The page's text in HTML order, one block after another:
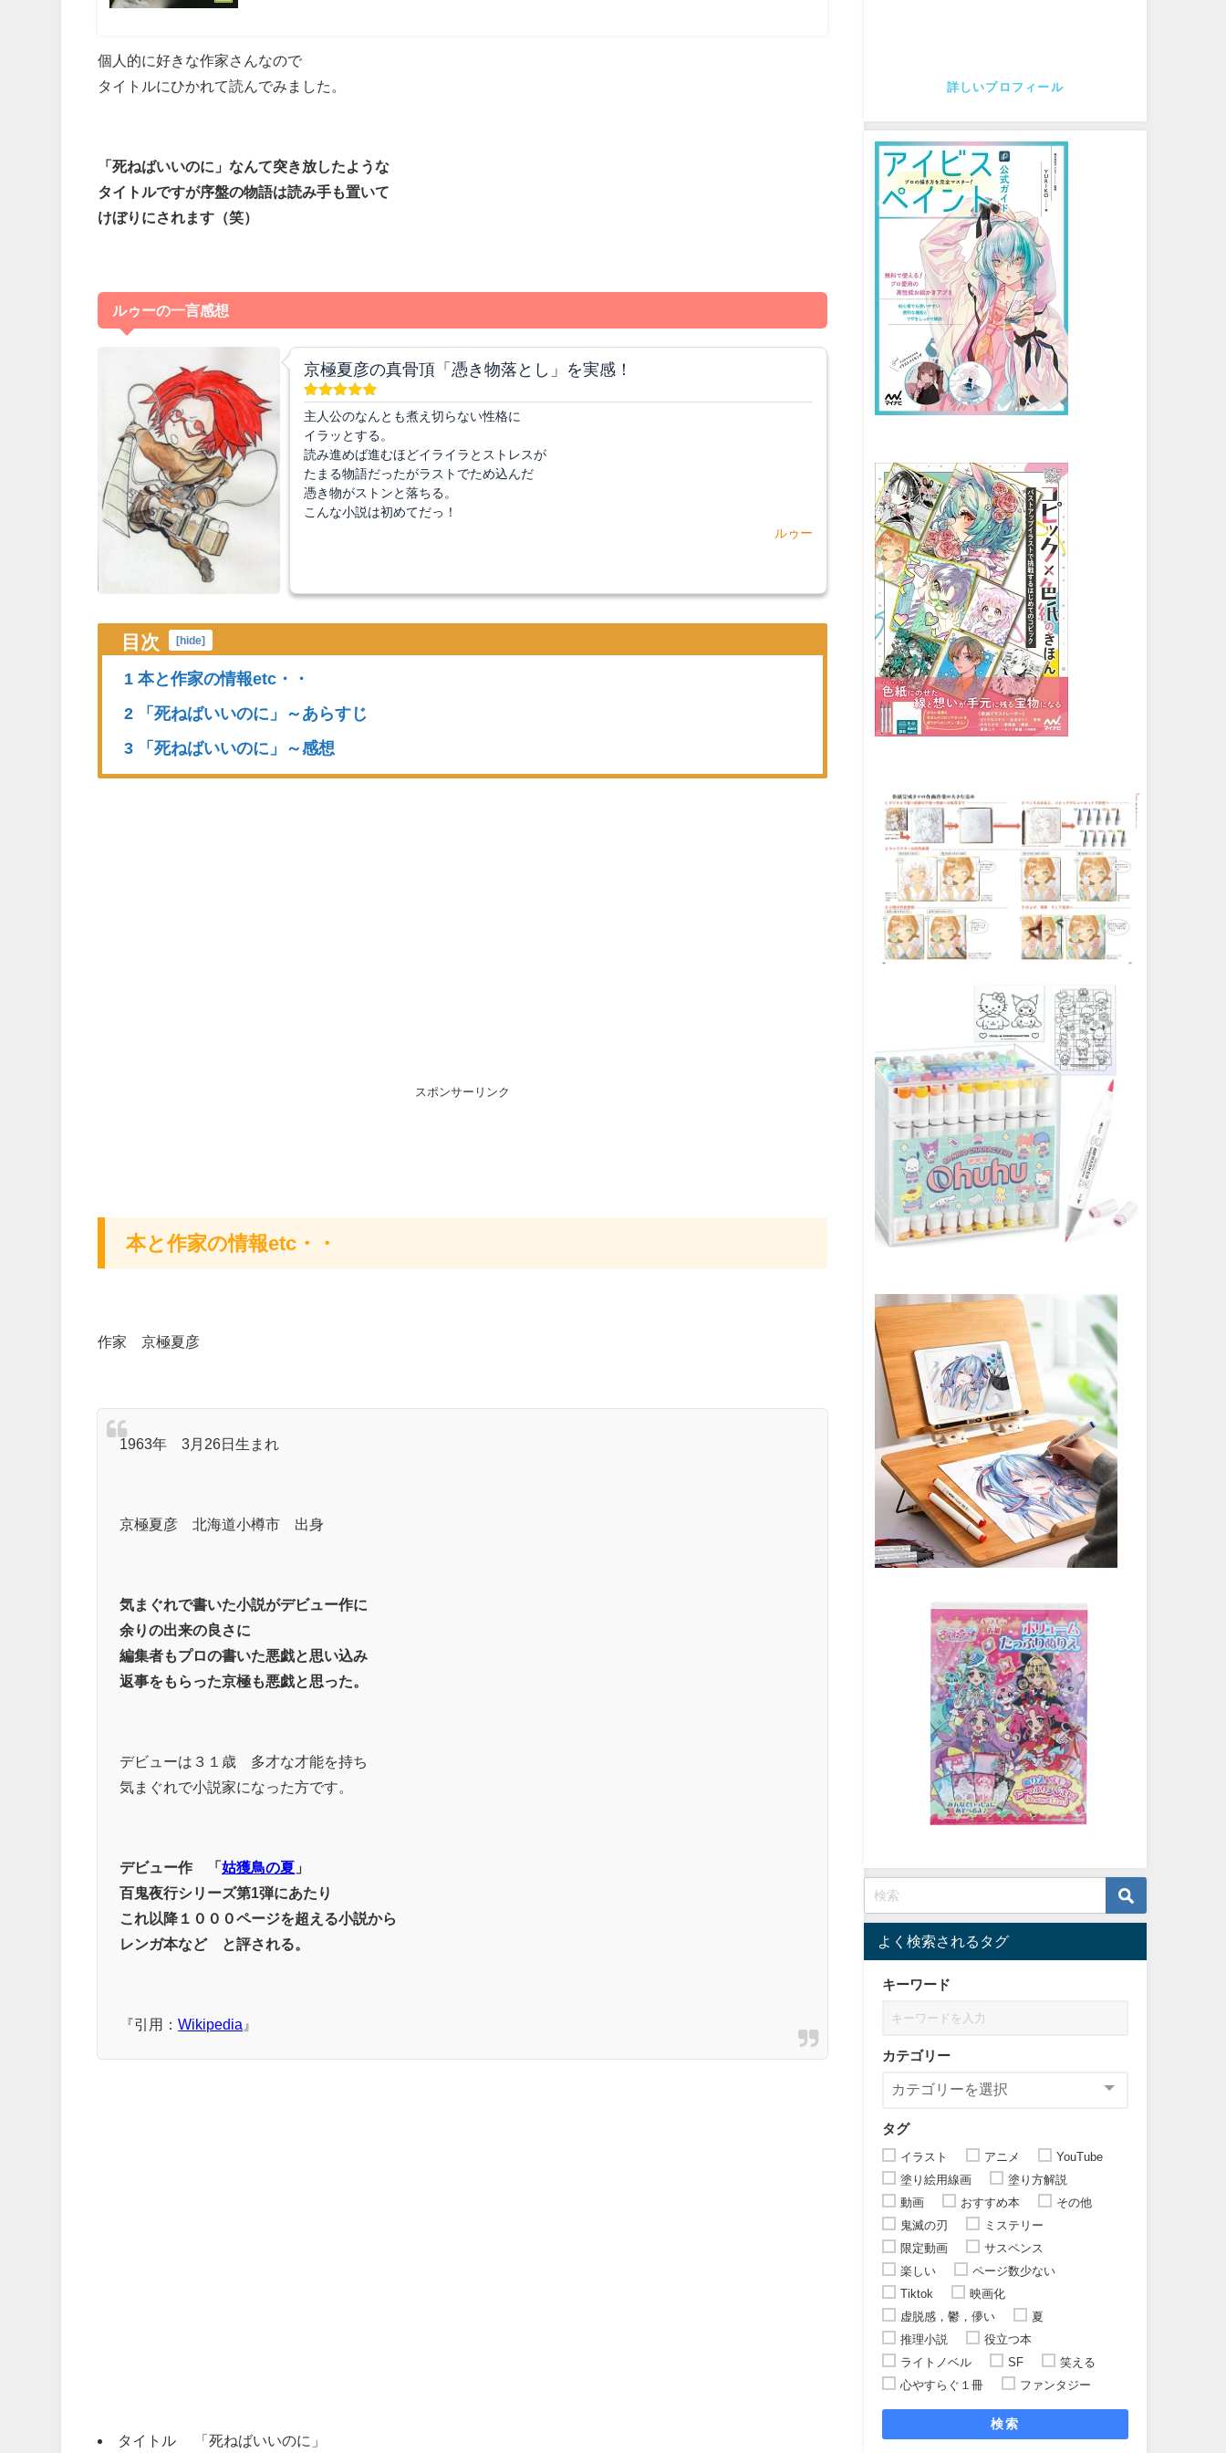
個人的に好きな作家さんなので
タイトルにひかれて読んでみました。
「死ねばいいのに」なんて突き放したような
タイトルですが序盤の物語は読み手も置いて
けぼりにされます（笑）
ルゥーの一言感想
京極夏彦の真骨頂「憑き物落とし」を実感！
主人公のなんとも煮え切らない性格に
イラッとする。
読み進めば進むほどイライラとストレスが
たまる物語だったがラストでため込んだ
憑き物がストンと落ちる。
こんな小説は初めてだっ！
ルゥー
目次 [hide]
1 本と作家の情報etc・・
2 「死ねばいいのに」～あらすじ
3 「死ねばいいのに」～感想
スポンサーリンク
本と作家の情報etc・・
作家 京極夏彦
1963年 3月26日生まれ
京極夏彦 北海道小樽市 出身
気まぐれで書いた小説がデビュー作に
余りの出来の良さに
編集者もプロの書いた悪戯と思い込み
返事をもらった京極も悪戯と思った。
デビューは３１歳 多才な才能を持ち
気まぐれで小説家になった方です。
デビュー作 「姑獲鳥の夏 」
百鬼夜行シリーズ第1弾にあたり
これ以降１０００ページを超える小説から
レンガ本など と評される。
『引用：Wikipedia 』
タイトル 「死ねばいいのに」
詳しいプロフィール
よく検索されるタグ
キーワード
カテゴリー
タグ
イラスト アニメ
YouTube
塗り絵用線画
塗り方解説
動画
おすすめ本
その他
鬼滅の刃
ミステリー
限定動画
サスペンス
楽しい
ページ数少ない
Tiktok
映画化
虚脱感，鬱，儚い
夏
推理小説
役立つ本
ライトノベル
SF
笑える
心やすらぐ１冊
ファンタジー
検索